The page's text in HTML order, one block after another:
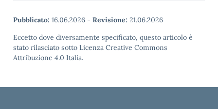
Pubblicato: 16.06.2026 - Revisione: 21.06.2026
Eccetto dove diversamente specificato, questo articolo è
stato rilasciato sotto Licenza Creative Commons
Attribuzione 4.0 Italia.